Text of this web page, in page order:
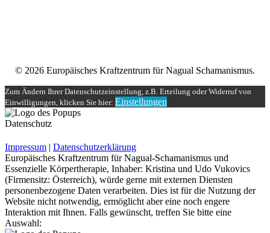
© 2026 Europäisches Kraftzentrum für Nagual Schamanismus.
Zum Ändern Ihrer Datenschutzeinstellung, z.B. Erteilung oder Widerruf von
Einwilligungen, klicken Sie hier: Einstellungen
Datenschutz
Impressum | Datenschutzerklärung
Europäisches Kraftzentrum für Nagual-Schamanismus und
Essenzielle Körpertherapie, Inhaber: Kristina und Udo Vukovics
(Firmensitz: Österreich), würde gerne mit externen Diensten
personenbezogene Daten verarbeiten. Dies ist für die Nutzung der
Website nicht notwendig, ermöglicht aber eine noch engere
Interaktion mit Ihnen. Falls gewünscht, treffen Sie bitte eine
Auswahl: